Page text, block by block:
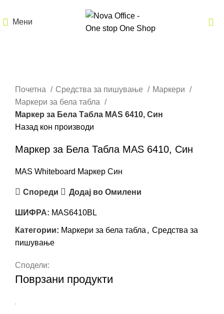
Мени
Почетна
Средства за пишување
Маркери
Маркери за бела табла
Маркер за Бела Табла MAS 6410, Син
Назад кон производи
Маркер за Бела Табла MAS 6410, Син
MAS Whiteboard Маркер Син
Спореди Додај во Омилени
ШИФРА: MAS6410BL
Категории: Маркери за бела табла , Средства за
пишување
Сподели:
Поврзани продукти